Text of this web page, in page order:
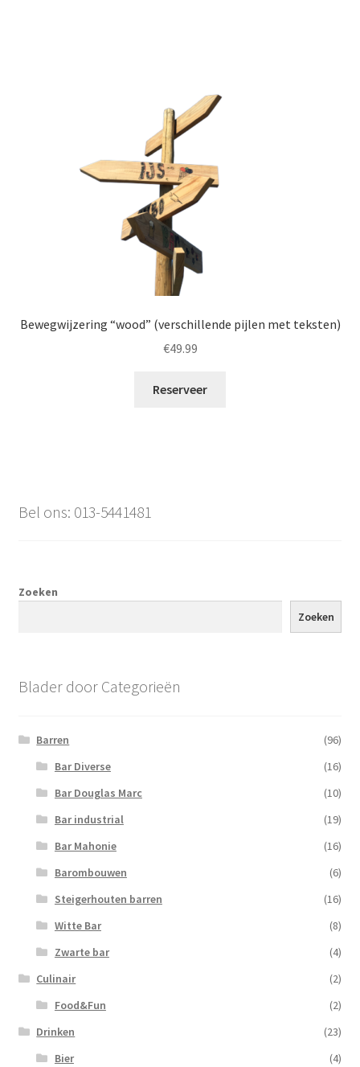
Bewegwijzering “wood” (verschillende pijlen met teksten)
€49.99
Reserveer
Bel ons: 013-5441481
Zoeken
Zoeken
Blader door Categorieën
Barren
(96)
Bar Diverse
(16)
Bar Douglas Marc
(10)
Bar industrial
(19)
Bar Mahonie
(16)
Barombouwen
(6)
Steigerhouten barren
(16)
Witte Bar
(8)
Zwarte bar
(4)
Culinair
(2)
Food&Fun
(2)
Drinken
(23)
Bier
(4)